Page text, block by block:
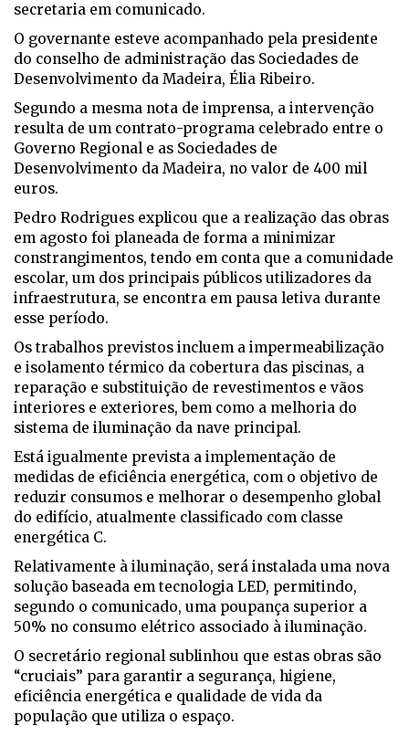
secretaria em comunicado.
O governante esteve acompanhado pela presidente
do conselho de administração das Sociedades de
Desenvolvimento da Madeira, Élia Ribeiro.
Segundo a mesma nota de imprensa, a intervenção
resulta de um contrato-programa celebrado entre o
Governo Regional e as Sociedades de
Desenvolvimento da Madeira, no valor de 400 mil
euros.
Pedro Rodrigues explicou que a realização das obras
em agosto foi planeada de forma a minimizar
constrangimentos, tendo em conta que a comunidade
escolar, um dos principais públicos utilizadores da
infraestrutura, se encontra em pausa letiva durante
esse período.
Os trabalhos previstos incluem a impermeabilização
e isolamento térmico da cobertura das piscinas, a
reparação e substituição de revestimentos e vãos
interiores e exteriores, bem como a melhoria do
sistema de iluminação da nave principal.
Está igualmente prevista a implementação de
medidas de eficiência energética, com o objetivo de
reduzir consumos e melhorar o desempenho global
do edifício, atualmente classificado com classe
energética C.
Relativamente à iluminação, será instalada uma nova
solução baseada em tecnologia LED, permitindo,
segundo o comunicado, uma poupança superior a
50% no consumo elétrico associado à iluminação.
O secretário regional sublinhou que estas obras são
“cruciais” para garantir a segurança, higiene,
eficiência energética e qualidade de vida da
população que utiliza o espaço.